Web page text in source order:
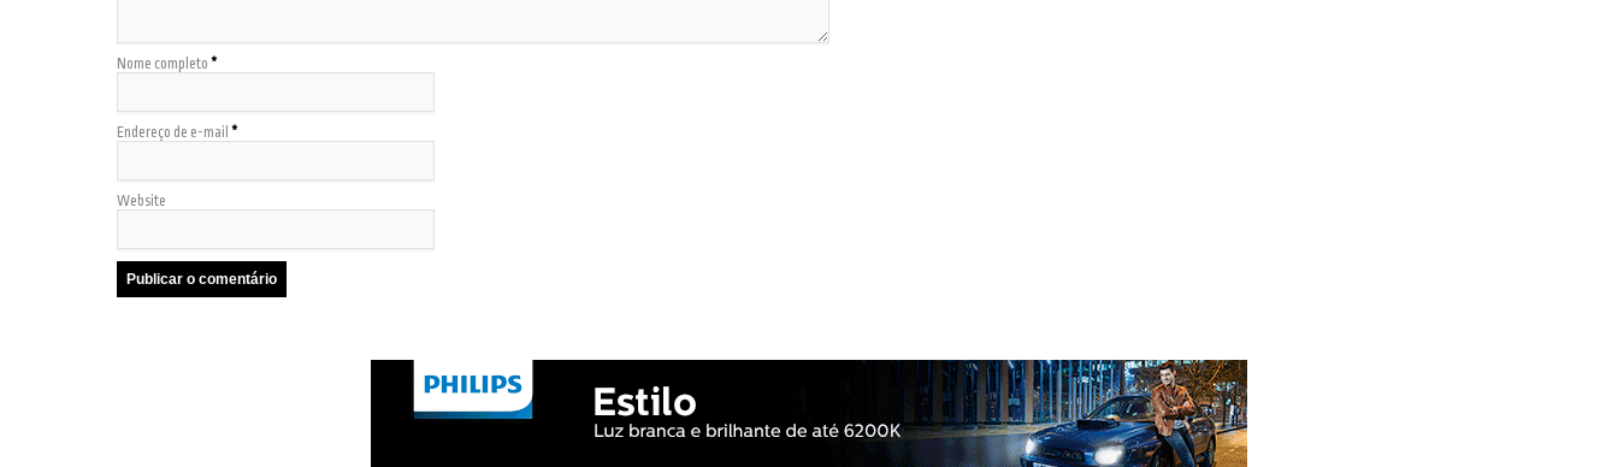
Nome completo *
Endereço de e-mail *
Website